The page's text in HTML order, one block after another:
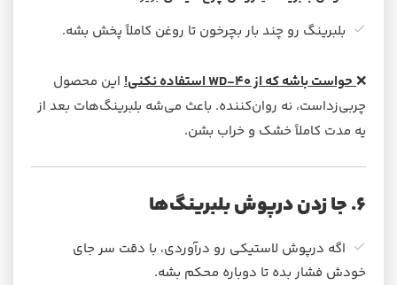
بلبرینگ رو چند بار بچرخون تا روغن کاملاً پخش بشه.
❌حواست باشه که از WD-40 استفاده نکنی!
این محصول
چربی‌زداست، نه روان‌کننده. باعث می‌شه بلبرینگ‌هات بعد از
یه مدت کاملاً خشک و خراب بشن.
۶. جا زدن درپوش بلبرینگ‌ها
اگه درپوش لاستیکی رو درآوردی، با دقت سر جای
خودش فشار بده تا دوباره محکم بشه.